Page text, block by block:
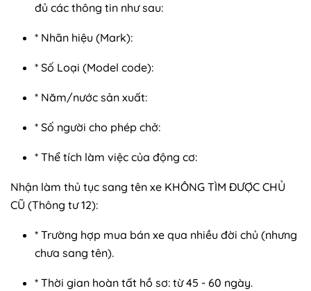
đủ các thông tin như sau:
* Nhãn hiệu (Mark):
* Số Loại (Model code):
* Năm/nước sản xuất:
* Số người cho phép chở:
* Thể tích làm việc của động cơ:
Nhận làm thủ tục sang tên xe KHÔNG TÌM ĐƯỢC CHỦ
CŨ (Thông tư 12):
* Trường hợp mua bán xe qua nhiều đời chủ (nhưng
chưa sang tên).
* Thời gian hoàn tất hồ sơ: từ 45 - 60 ngày.